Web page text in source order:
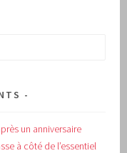
un anniversaire
à côté de l’essentiel